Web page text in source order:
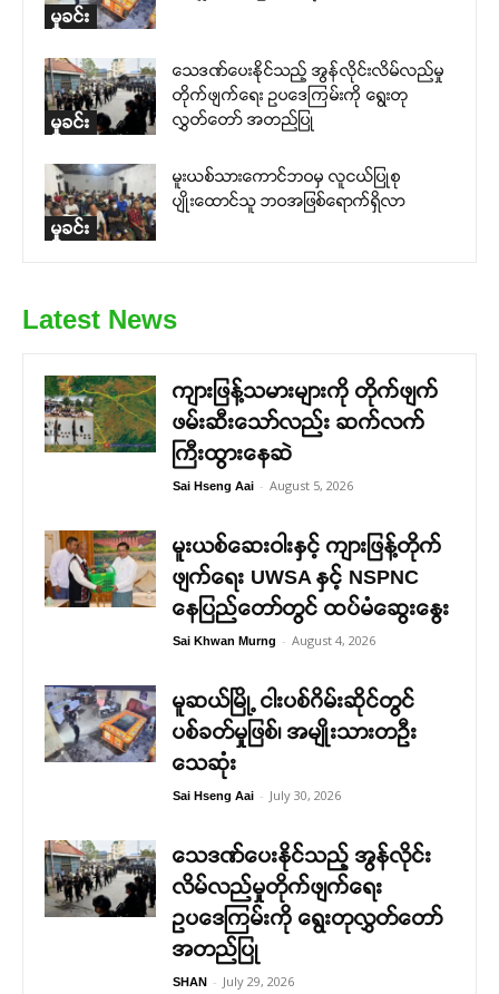
မှုခင်း
မှုခင်း
သေဒဏ်ပေးနိုင်သည့် အွန်လိုင်းလိမ်လည်မှု
တိုက်ဖျက်ရေး ဥပဒေကြမ်းကို ရွေးတု
လွှတ်တော် အတည်ပြု
မှုခင်း
မူးယစ်သားကောင်ဘဝမှ လူငယ်ပြုစု
ပျိုးထောင်သူ ဘဝအဖြစ်ရောက်ရှိလာ
Latest News
ကျားဖြန့်သမားများကို တိုက်ဖျက်
ဖမ်းဆီးသော်လည်း ဆက်လက်
ကြီးထွားနေဆဲ
Sai Hseng Aai - August 5, 2026
မူးယစ်ဆေးဝါးနှင့် ကျားဖြန့်တိုက်
ဖျက်ရေး UWSA နှင့် NSPNC
နေပြည်တော်တွင် ထပ်မံဆွေးနွေး
Sai Khwan Murng - August 4, 2026
မူဆယ်မြို့ ငါးပစ်ဂိမ်းဆိုင်တွင်
ပစ်ခတ်မှုဖြစ်၊ အမျိုးသားတဦး
သေဆုံး
Sai Hseng Aai - July 30, 2026
သေဒဏ်ပေးနိုင်သည့် အွန်လိုင်း
လိမ်လည်မှုတိုက်ဖျက်ရေး
ဥပဒေကြမ်းကို ရွေးတုလွှတ်တော်
အတည်ပြု
SHAN - July 29, 2026